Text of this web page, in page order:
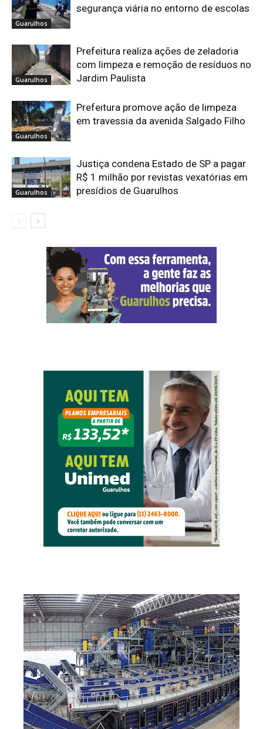
Guarulhos
segurança viária no entorno de escolas
Guarulhos
Prefeitura realiza ações de zeladoria
com limpeza e remoção de resíduos no
Jardim Paulista
Guarulhos
Prefeitura promove ação de limpeza
em travessia da avenida Salgado Filho
Guarulhos
Justiça condena Estado de SP a pagar
R$ 1 milhão por revistas vexatórias em
presídios de Guarulhos